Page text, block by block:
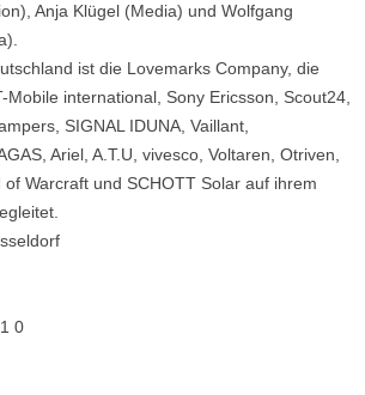
Anja Klügel (Media) und Wolfgang
ist die Lovemarks Company, die
Mobile international, Sony Ericsson, Scout24,
SIGNAL IDUNA, Vaillant,
Ariel, A.T.U, vivesco, Voltaren, Otriven,
Warcraft und SCHOTT Solar auf ihrem
0